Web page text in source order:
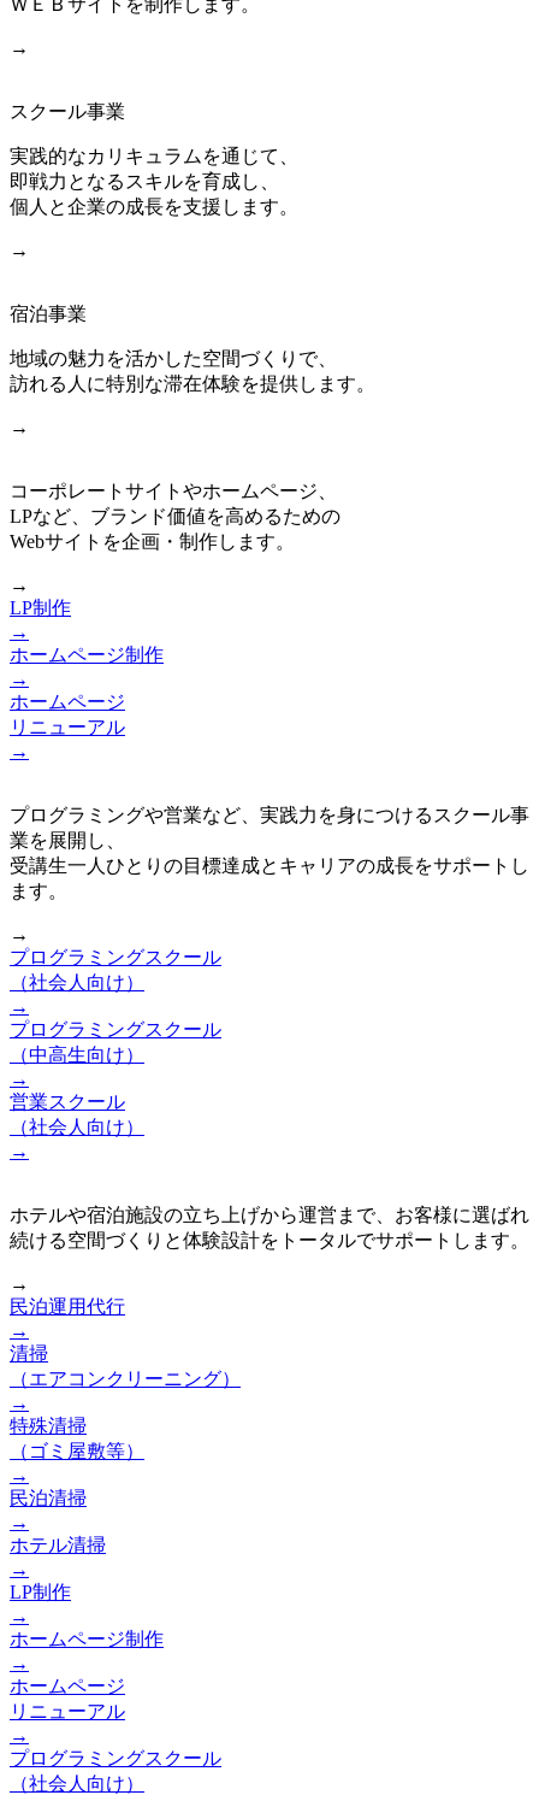
→
スクール事業
実践的なカリキュラムを通じて、
即戦力となるスキルを育成し、
個人と企業の成長を支援します。
→
宿泊事業
地域の魅力を活かした空間づくりで、
訪れる人に特別な滞在体験を提供します。
→
コーポレートサイトやホームページ、
LPなど、ブランド価値を高めるための
Webサイトを企画・制作します。
→
LP制作
→
ホームページ制作
→
ホームページ
リニューアル
→
プログラミングや営業など、実践力を身につけるスクール事
業を展開し、
受講生一人ひとりの目標達成とキャリアの成長をサポートし
ます。
→
プログラミングスクール
（社会人向け）
→
プログラミングスクール
（中高生向け）
→
営業スクール
（社会人向け）
→
ホテルや宿泊施設の立ち上げから運営まで、お客様に選ばれ
続ける空間づくりと体験設計をトータルでサポートします。
→
民泊運用代行
→
清掃
（エアコンクリーニング）
→
特殊清掃
（ゴミ屋敷等）
→
民泊清掃
→
ホテル清掃
→
LP制作
→
ホームページ制作
→
ホームページ
リニューアル
→
プログラミングスクール
（社会人向け）